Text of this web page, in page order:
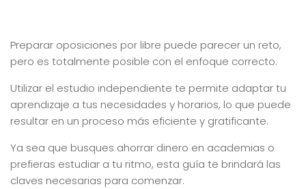
Preparar oposiciones por libre puede parecer un reto,
pero es totalmente posible con el enfoque correcto.
Utilizar el estudio independiente te permite adaptar tu
aprendizaje a tus necesidades y horarios, lo que puede
resultar en un proceso más eficiente y gratificante.
Ya sea que busques ahorrar dinero en academias o
prefieras estudiar a tu ritmo, esta guía te brindará las
claves necesarias para comenzar.